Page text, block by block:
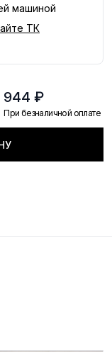
машиной
ТК
944 ₽
При безналичной оплате